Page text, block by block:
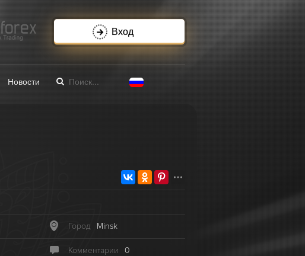
Вход
Новости
Город Minsk
Комментарии 0